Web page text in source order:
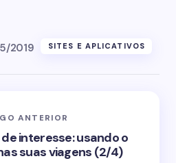
2019 SITES E APLICATIVOS
ANTERIOR
interesse: usando o
suas viagens (2/4)